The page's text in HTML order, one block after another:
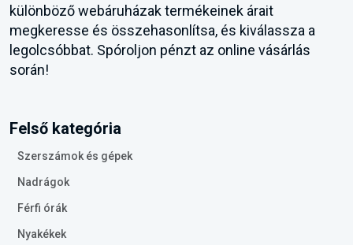
különböző webáruházak termékeinek árait
megkeresse és összehasonlítsa, és kiválassza a
legolcsóbbat. Spóroljon pénzt az online vásárlás
során!
Felső kategória
Szerszámok és gépek
Nadrágok
Férfi órák
Nyakékek